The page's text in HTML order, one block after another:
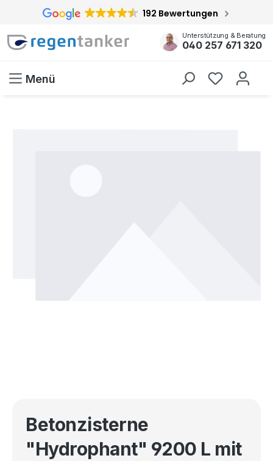
springen 192 Bewertungen
Unterstützung & Beratung
040 257 671 320
Menü
Betonzisterne
"Hydrophant" 9200 L mit